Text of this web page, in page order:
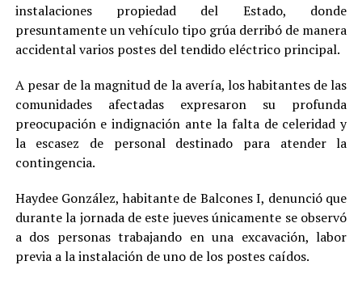
instalaciones propiedad del Estado, donde
presuntamente un vehículo tipo grúa derribó de manera
accidental varios postes del tendido eléctrico principal.
A pesar de la magnitud de la avería, los habitantes de las
comunidades afectadas expresaron su profunda
preocupación e indignación ante la falta de celeridad y
la escasez de personal destinado para atender la
contingencia.
Haydee González, habitante de Balcones I, denunció que
durante la jornada de este jueves únicamente se observó
a dos personas trabajando en una excavación, labor
previa a la instalación de uno de los postes caídos.